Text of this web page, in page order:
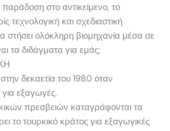
στο αντικείμενο, το
τεχνολογική και σχεδιαστική
στήσει ολόκληρη βιομηχανία μέσα σε
τα διδάγματα για εμάς;
δεκαετία του 1980 όταν
εξαγωγές.
πρεσβειών καταγράφονται τα
το τουρκικό κράτος για εξαγωγικές